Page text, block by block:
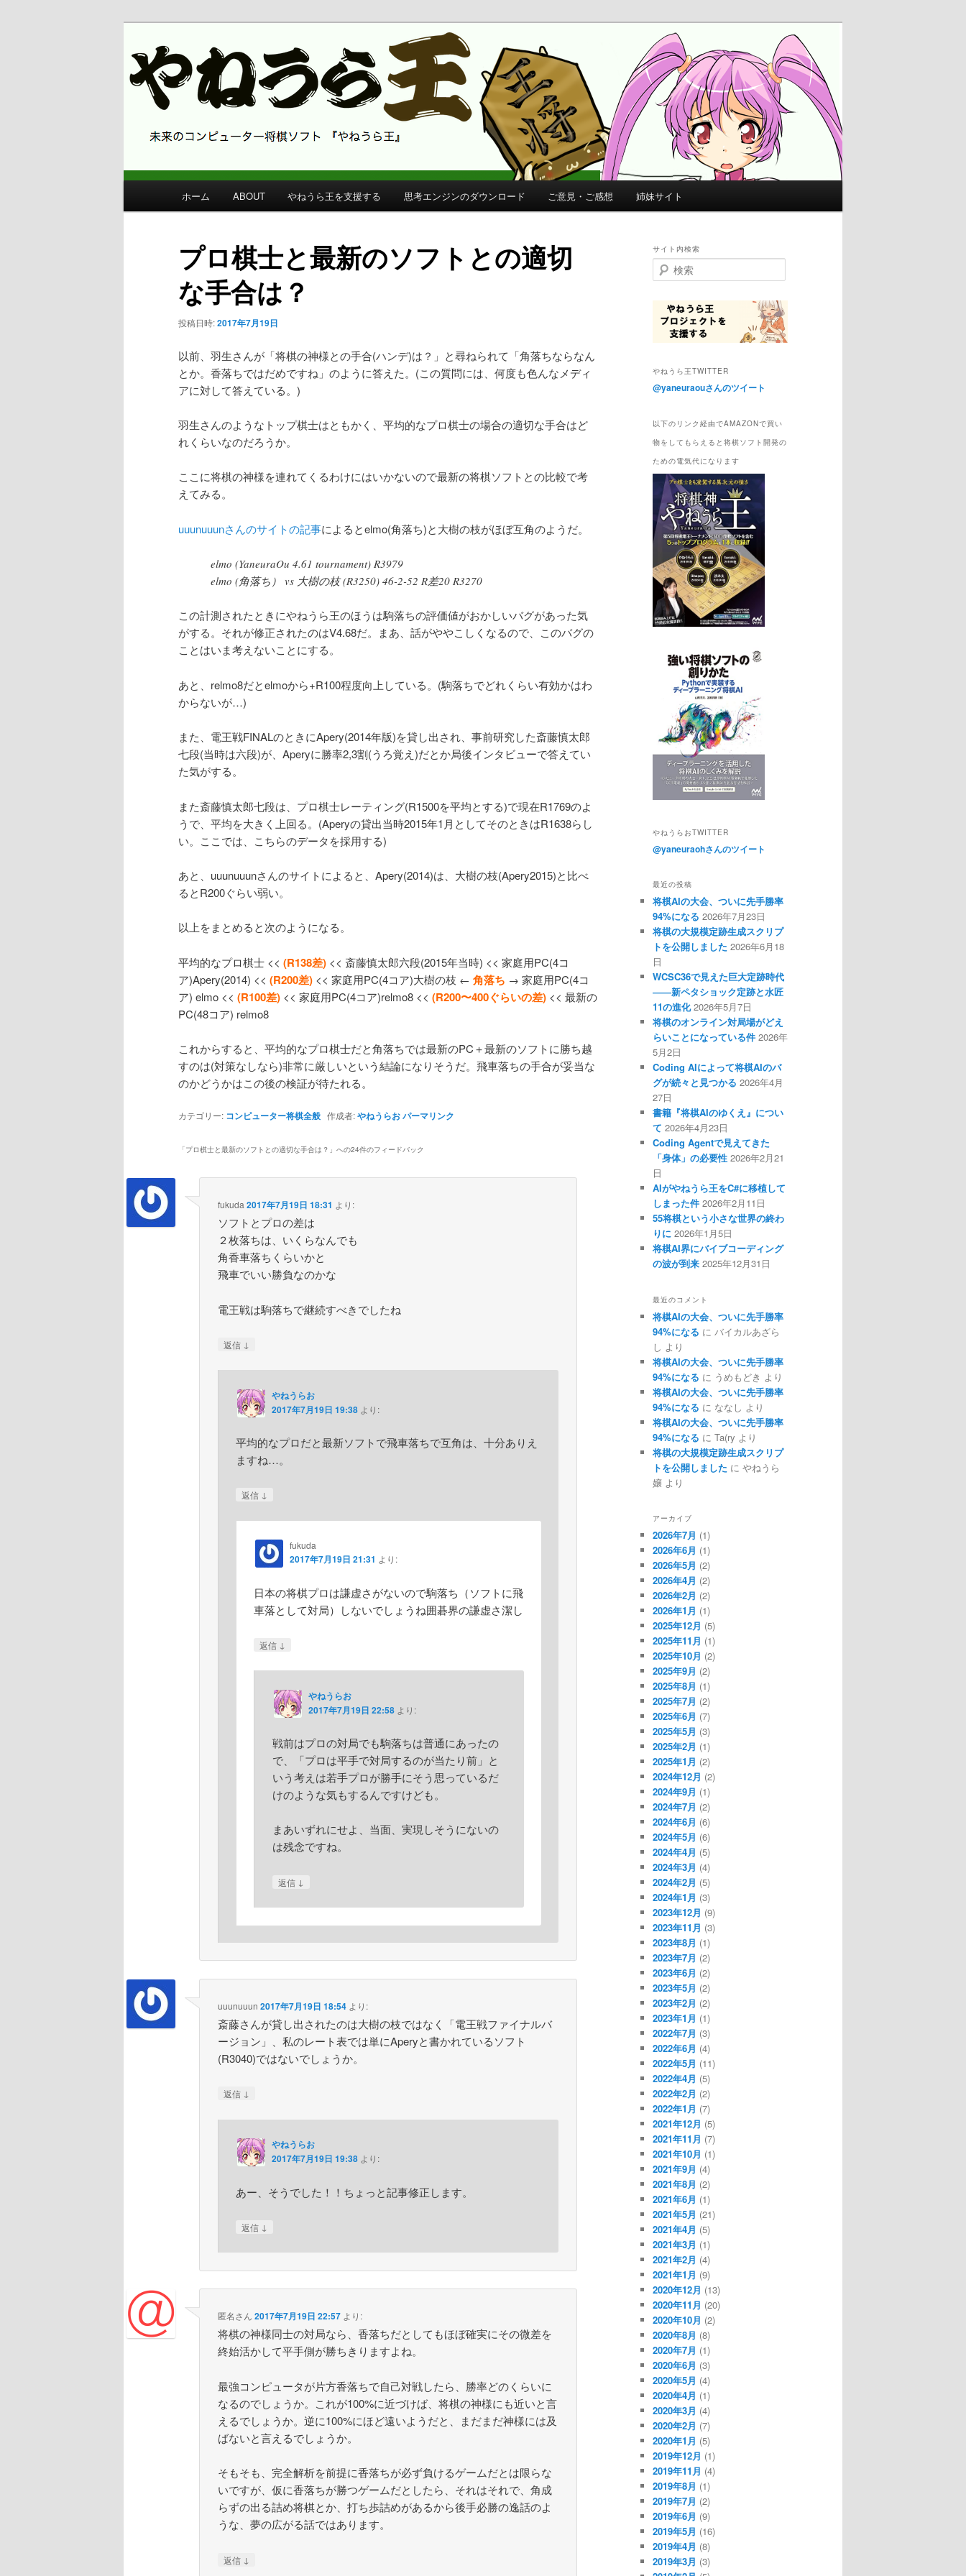
やねうら王 公式サイト
メ
ン
コ
テ
ツ
へ
ホーム ABOUT やねうら王を支援する 思考エンジンのダウンロード ご意見・ご感想 姉妹サイト
プロ棋士と最新のソフトとの適切
な手合は？
投稿日時:2017年7月19日
以前、羽生さんが「将棋の神様との手合(ハンデ)は？」と尋ねられて「角落ちならなん
とか。香落ちではだめですね」のように答えた。(この質問には、何度も色んなメディ
アに対して答えている。)
羽生さんのようなトップ棋士はともかく、平均的なプロ棋士の場合の適切な手合はど
れくらいなのだろうか。
ここに将棋の神様を連れてくるわけにはいかないので最新の将棋ソフトとの比較で考
えてみる。
uuunuuunさんのサイトの記事によるとelmo(角落ち)と大樹の枝がほぼ互角のようだ。
elmo (YaneuraOu 4.61 tournament) R3979
elmo (角落ち） vs 大樹の枝 (R3250) 46-2-52 R差20 R3270
この計測されたときにやねうら王のほうは駒落ちの評価値がおかしいバグがあった気
がする。それが修正されたのはV4.68だ。まあ、話がややこしくなるので、このバグの
ことはいま考えないことにする。
あと、relmo8だとelmoから+R100程度向上している。(駒落ちでどれくらい有効かはわ
からないが…)
また、電王戦FINALのときにApery(2014年版)を貸し出され、事前研究した斎藤慎太郎
七段(当時は六段)が、Aperyに勝率2,3割(うろ覚え)だとか局後インタビューで答えてい
た気がする。
また斎藤慎太郎七段は、プロ棋士レーティング(R1500を平均とする)で現在R1769のよ
うで、平均を大きく上回る。(Aperyの貸出当時2015年1月としてそのときはR1638らし
い。ここでは、こちらのデータを採用する)
あと、uuunuuunさんのサイトによると、Apery(2014)は、大樹の枝(Apery2015)と比べ
るとR200ぐらい弱い。
以上をまとめると次のようになる。
平均的なプロ棋士 << (R138差) << 斎藤慎太郎六段(2015年当時) << 家庭用PC(4コ
ア)Apery(2014) << (R200差) << 家庭用PC(4コア)大樹の枝 ← 角落ち → 家庭用PC(4コ
ア) elmo << (R100差) << 家庭用PC(4コア)relmo8 << (R200〜400ぐらいの差) << 最新の
PC(48コア) relmo8
これからすると、平均的なプロ棋士だと角落ちでは最新のPC＋最新のソフトに勝ち越
すのは(対策なしなら)非常に厳しいという結論になりそうだ。飛車落ちの手合が妥当な
のかどうかはこの後の検証が待たれる。
カテゴリー: コンピューター将棋全般 作成者:やねうらおパーマリンク
「プロ棋士と最新のソフトとの適切な手合は？ 」への24件のフィードバック
fukuda 2017年7月19日 18:31 より:
ソフトとプロの差は
２枚落ちは、いくらなんでも
角香車落ちくらいかと
飛車でいい勝負なのかな
電王戦は駒落ちで継続すべきでしたね
返信 ↓
やねうらお
2017年7月19日 19:38 より:
平均的なプロだと最新ソフトで飛車落ちで互角は、十分ありえ
ますね…。
返信 ↓
fukuda
2017年7月19日 21:31 より:
日本の将棋プロは謙虚さがないので駒落ち（ソフトに飛
車落として対局）しないでしょうね囲碁界の謙虚さ潔し
返信 ↓
やねうらお
2017年7月19日 22:58 より:
戦前はプロの対局でも駒落ちは普通にあったの
で、「プロは平手で対局するのが当たり前」と
いう考えは若手プロが勝手にそう思っているだ
けのような気もするんですけども。
まあいずれにせよ、当面、実現しそうにないの
は残念ですね。
返信 ↓
uuunuuun 2017年7月19日 18:54 より:
斎藤さんが貸し出されたのは大樹の枝ではなく「電王戦ファイナルバ
ージョン」、私のレート表では単にAperyと書かれているソフト
(R3040)ではないでしょうか。
返信 ↓
やねうらお
2017年7月19日 19:38 より:
あー、そうでした！！ちょっと記事修正します。
返信 ↓
匿名さん 2017年7月19日 22:57 より:
将棋の神様同士の対局なら、香落ちだとしてもほぼ確実にその微差を
終始活かして平手側が勝ちきりますよね。
最強コンピュータが片方香落ちで自己対戦したら、勝率どのくらいに
なるのでしょうか。これが100%に近づけば、将棋の神様にも近いと言
えるでしょうか。逆に100%にほど遠いようだと、まだまだ神様には及
ばないと言えるでしょうか。
そもそも、完全解析を前提に香落ちが必ず負けるゲームだとは限らな
いですが、仮に香落ちが勝つゲームだとしたら、それはそれで、角成
らずの出る詰め将棋とか、打ち歩詰めがあるから後手必勝の逸話のよ
うな、夢の広がる話ではあります。
返信 ↓
サイト内検索
検
索
やねうら王TWITTER
@yaneuraouさんのツイート
以下のリンク経由でAMAZONで買い
物をしてもらえると将棋ソフト開発の
ための電気代になります
やねうらおTWITTER
@yaneuraohさんのツイート
最近の投稿
将棋AIの大会、ついに先手勝率
94%になる 2026年7月23日
将棋の大規模定跡生成スクリプ
トを公開しました 2026年6月18
日
WCSC36で見えた巨大定跡時代
――新ペタショック定跡と水匠
11の進化 2026年5月7日
将棋のオンライン対局場がどえ
らいことになっている件 2026年
5月2日
Coding AIによって将棋AIのバ
グが続々と見つかる 2026年4月
27日
書籍『将棋AIのゆくえ』につい
て 2026年4月23日
Coding Agentで見えてきた
「身体」の必要性 2026年2月21
日
AIがやねうら王をC#に移植して
しまった件 2026年2月11日
55将棋という小さな世界の終わ
りに 2026年1月5日
将棋AI界にバイブコーディング
の波が到来 2025年12月31日
最近のコメント
将棋AIの大会、ついに先手勝率
94%になる に バイカルあざら
し より
将棋AIの大会、ついに先手勝率
94%になる に うめもどき より
将棋AIの大会、ついに先手勝率
94%になる に ななし より
将棋AIの大会、ついに先手勝率
94%になる に Ta(ry より
将棋の大規模定跡生成スクリプ
トを公開しました に やねうら
嬢 より
アーカイブ
2026年7月 (1)
2026年6月 (1)
2026年5月 (2)
2026年4月 (2)
2026年2月 (2)
2026年1月 (1)
2025年12月 (5)
2025年11月 (1)
2025年10月 (2)
2025年9月 (2)
2025年8月 (1)
2025年7月 (2)
2025年6月 (7)
2025年5月 (3)
2025年2月 (1)
2025年1月 (2)
2024年12月 (2)
2024年9月 (1)
2024年7月 (2)
2024年6月 (6)
2024年5月 (6)
2024年4月 (5)
2024年3月 (4)
2024年2月 (5)
2024年1月 (3)
2023年12月 (9)
2023年11月 (3)
2023年8月 (1)
2023年7月 (2)
2023年6月 (2)
2023年5月 (2)
2023年2月 (2)
2023年1月 (1)
2022年7月 (3)
2022年6月 (4)
2022年5月 (11)
2022年4月 (5)
2022年2月 (2)
2022年1月 (7)
2021年12月 (5)
2021年11月 (7)
2021年10月 (1)
2021年9月 (4)
2021年8月 (2)
2021年6月 (1)
2021年5月 (21)
2021年4月 (5)
2021年3月 (1)
2021年2月 (4)
2021年1月 (9)
2020年12月 (13)
2020年11月 (20)
2020年10月 (2)
2020年8月 (8)
2020年7月 (1)
2020年6月 (3)
2020年5月 (4)
2020年4月 (1)
2020年3月 (4)
2020年2月 (7)
2020年1月 (5)
2019年12月 (1)
2019年11月 (4)
2019年8月 (1)
2019年7月 (2)
2019年6月 (9)
2019年5月 (16)
2019年4月 (8)
2019年3月 (3)